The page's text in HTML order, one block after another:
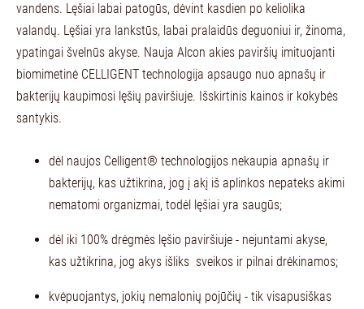
vandens. Lęšiai labai patogūs, dėvint kasdien po keliolika
valandų. Lęšiai yra lankstūs, labai pralaidūs deguoniui ir, žinoma,
ypatingai švelnūs akyse. Nauja Alcon akies paviršių imituojanti
biomimetinė CELLIGENT technologija apsaugo nuo apnašų ir
bakterijų kaupimosi lęšių paviršiuje. Išskirtinis kainos ir kokybės
santykis.
dėl naujos Celligent® technologijos nekaupia apnašų ir
bakterijų, kas užtikrina, jog į akį iš aplinkos nepateks akimi
nematomi organizmai, todėl lęšiai yra saugūs;
dėl iki 100% drėgmės lęšio paviršiuje - nejuntami akyse,
kas užtikrina, jog akys išliks sveikos ir pilnai drėkinamos;
kvėpuojantys, jokių nemalonių pojūčių - tik visapusiškas